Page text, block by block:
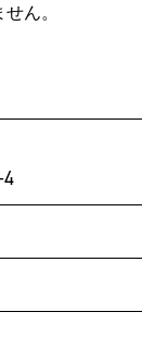
ん。